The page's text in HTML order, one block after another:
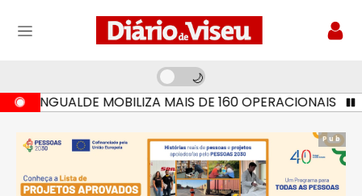
MOBILIZA MAIS DE 160 OPERACIONAIS E SETE MEIOS
Pub